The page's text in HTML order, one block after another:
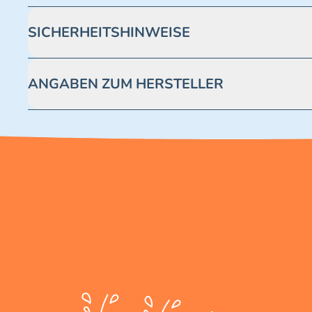
SICHERHEITSHINWEISE
ANGABEN ZUM HERSTELLER